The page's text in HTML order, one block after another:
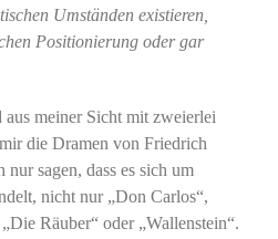
Umständen existieren,
Positionierung oder gar
meiner Sicht mit zweierlei
die Dramen von Friedrich
sagen, dass es sich um
nicht nur „Don Carlos“,
Räuber“ oder „Wallenstein“.